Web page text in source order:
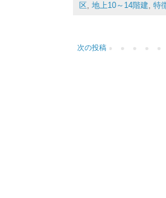
区, 地上10～14階建, 特
次の投稿